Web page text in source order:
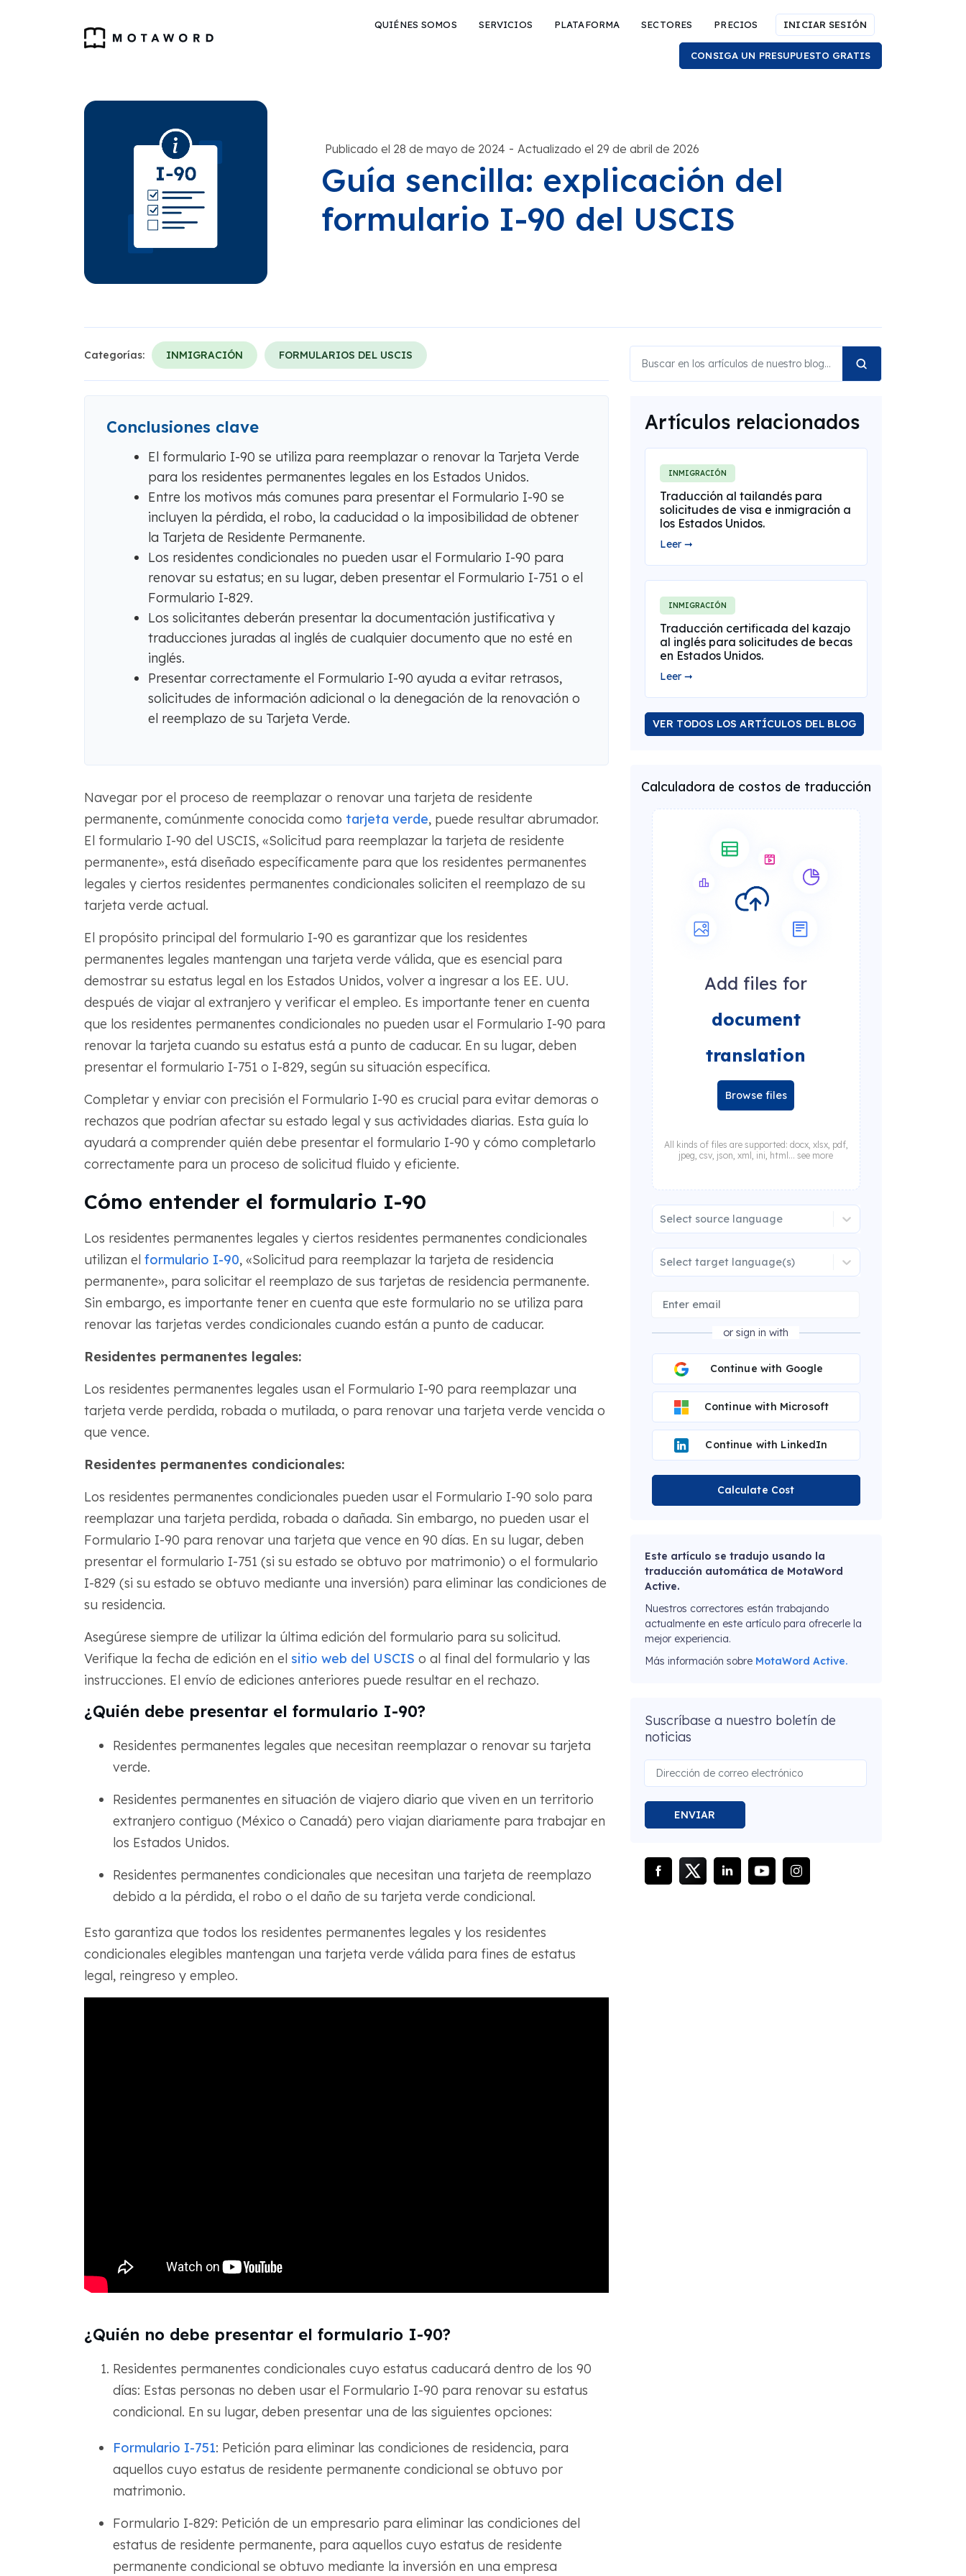
QUIÉNES SOMOS SERVICIOS PLATAFORMA SECTORES PRECIOS INICIAR SESIÓN
CONSIGA UN PRESUPUESTO GRATIS
Publicado el 28 de mayo de 2024 - Actualizado el 29 de abril de 2026
Guía sencilla: explicación del
formulario I-90 del USCIS
Categorías: INMIGRACIÓN FORMULARIOS DEL USCIS
Conclusiones clave
El formulario I-90 se utiliza para reemplazar o renovar la Tarjeta Verde
para los residentes permanentes legales en los Estados Unidos.
Entre los motivos más comunes para presentar el Formulario I-90 se
incluyen la pérdida, el robo, la caducidad o la imposibilidad de obtener
la Tarjeta de Residente Permanente.
Los residentes condicionales no pueden usar el Formulario I-90 para
renovar su estatus; en su lugar, deben presentar el Formulario I-751 o el
Formulario I-829.
Los solicitantes deberán presentar la documentación justificativa y
traducciones juradas al inglés de cualquier documento que no esté en
inglés.
Presentar correctamente el Formulario I-90 ayuda a evitar retrasos,
solicitudes de información adicional o la denegación de la renovación o
el reemplazo de su Tarjeta Verde.
Navegar por el proceso de reemplazar o renovar una tarjeta de residente
permanente, comúnmente conocida como tarjeta verde, puede resultar abrumador.
El formulario I-90 del USCIS, «Solicitud para reemplazar la tarjeta de residente
permanente», está diseñado específicamente para que los residentes permanentes
legales y ciertos residentes permanentes condicionales soliciten el reemplazo de su
tarjeta verde actual.
El propósito principal del formulario I-90 es garantizar que los residentes
permanentes legales mantengan una tarjeta verde válida, que es esencial para
demostrar su estatus legal en los Estados Unidos, volver a ingresar a los EE. UU.
después de viajar al extranjero y verificar el empleo. Es importante tener en cuenta
que los residentes permanentes condicionales no pueden usar el Formulario I-90 para
renovar la tarjeta cuando su estatus está a punto de caducar. En su lugar, deben
presentar el formulario I-751 o I-829, según su situación específica.
Completar y enviar con precisión el Formulario I-90 es crucial para evitar demoras o
rechazos que podrían afectar su estado legal y sus actividades diarias. Esta guía lo
ayudará a comprender quién debe presentar el formulario I-90 y cómo completarlo
correctamente para un proceso de solicitud fluido y eficiente.
Cómo entender el formulario I-90
Los residentes permanentes legales y ciertos residentes permanentes condicionales
utilizan el formulario I-90, «Solicitud para reemplazar la tarjeta de residencia
permanente», para solicitar el reemplazo de sus tarjetas de residencia permanente.
Sin embargo, es importante tener en cuenta que este formulario no se utiliza para
renovar las tarjetas verdes condicionales cuando están a punto de caducar.
Residentes permanentes legales:
Los residentes permanentes legales usan el Formulario I-90 para reemplazar una
tarjeta verde perdida, robada o mutilada, o para renovar una tarjeta verde vencida o
que vence.
Residentes permanentes condicionales:
Los residentes permanentes condicionales pueden usar el Formulario I-90 solo para
reemplazar una tarjeta perdida, robada o dañada. Sin embargo, no pueden usar el
Formulario I-90 para renovar una tarjeta que vence en 90 días. En su lugar, deben
presentar el formulario I-751 (si su estado se obtuvo por matrimonio) o el formulario
I-829 (si su estado se obtuvo mediante una inversión) para eliminar las condiciones de
su residencia.
Asegúrese siempre de utilizar la última edición del formulario para su solicitud.
Verifique la fecha de edición en el sitio web del USCIS o al final del formulario y las
instrucciones. El envío de ediciones anteriores puede resultar en el rechazo.
¿Quién debe presentar el formulario I-90?
Residentes permanentes legales que necesitan reemplazar o renovar su tarjeta
verde.
Residentes permanentes en situación de viajero diario que viven en un territorio
extranjero contiguo (México o Canadá) pero viajan diariamente para trabajar en
los Estados Unidos.
Residentes permanentes condicionales que necesitan una tarjeta de reemplazo
debido a la pérdida, el robo o el daño de su tarjeta verde condicional.
Esto garantiza que todos los residentes permanentes legales y los residentes
condicionales elegibles mantengan una tarjeta verde válida para fines de estatus
legal, reingreso y empleo.
¿Quién no debe presentar el formulario I-90?
Residentes permanentes condicionales cuyo estatus caducará dentro de los 90
días: Estas personas no deben usar el Formulario I-90 para renovar su estatus
condicional. En su lugar, deben presentar una de las siguientes opciones:
Formulario I-751: Petición para eliminar las condiciones de residencia, para
aquellos cuyo estatus de residente permanente condicional se obtuvo por
matrimonio.
Formulario I-829: Petición de un empresario para eliminar las condiciones del
estatus de residente permanente, para aquellos cuyo estatus de residente
permanente condicional se obtuvo mediante la inversión en una empresa
Artículos relacionados
INMIGRACIÓN
Traducción al tailandés para
solicitudes de visa e inmigración a
los Estados Unidos.
Leer ➞
INMIGRACIÓN
Traducción certificada del kazajo
al inglés para solicitudes de becas
en Estados Unidos.
Leer ➞
VER TODOS LOS ARTÍCULOS DEL BLOG
Calculadora de costos de traducción
Add files for
document
translation
Browse files
All kinds of files are supported: docx, xlsx, pdf,
jpeg, csv, json, xml, ini, html... see more
Select source language
Select target language(s)
or sign in with
Continue with Google
Continue with Microsoft
Continue with LinkedIn
Calculate Cost
Este artículo se tradujo usando la
traducción automática de MotaWord
Active.
Nuestros correctores están trabajando
actualmente en este artículo para ofrecerle la
mejor experiencia.
Más información sobre MotaWord Active.
Suscríbase a nuestro boletín de
noticias
ENVIAR